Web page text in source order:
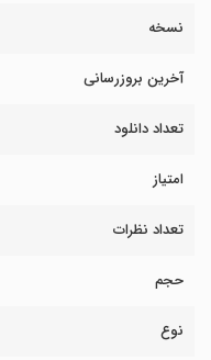
نسخه
آخرین بروزرسانی
تعداد دانلود
امتیاز
تعداد نظرات
حجم
نوع